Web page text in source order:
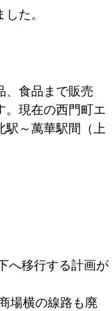
た。
、食品まで販売
。現在の西門町エ
駅～萬華駅間（上
へ移行する計画が
場横の線路も廃